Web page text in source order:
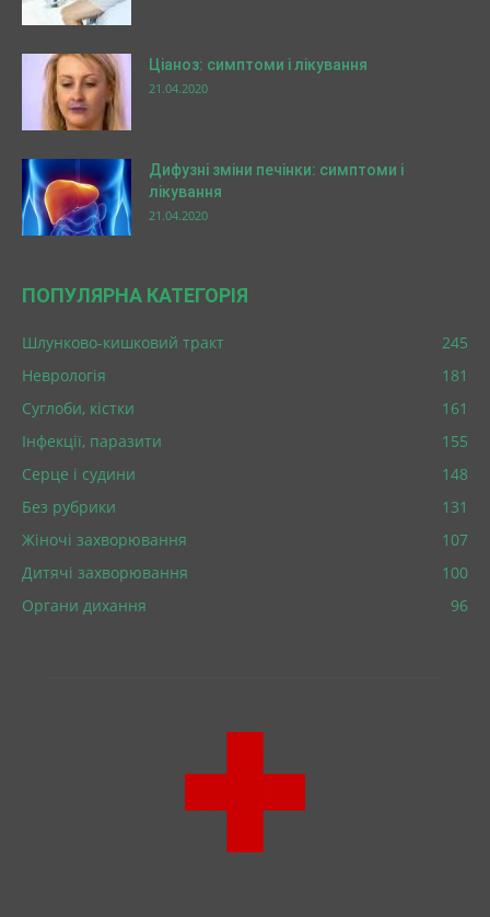
Ціаноз: симптоми і лікування
21.04.2020
Дифузні зміни печінки: симптоми і
лікування
21.04.2020
ПОПУЛЯРНА КАТЕГОРІЯ
Шлунково-кишковий тракт
245
Неврологія
181
Суглоби, кістки
161
Інфекції, паразити
155
Серце і судини
148
Без рубрики
131
Жіночі захворювання
107
Дитячі захворювання
100
Органи дихання
96